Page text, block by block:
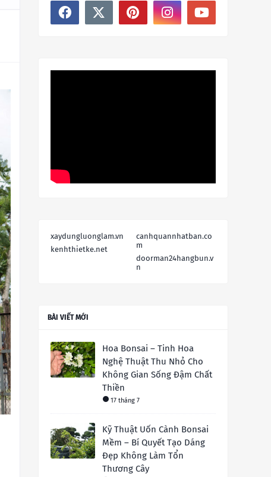
xaydungluonglam.vn
canhquannhatban.co
m
kenhthietke.net
doorman24hangbun.v
n
BÀI VIẾT MỚI
Hoa Bonsai – Tinh Hoa
Nghệ Thuật Thu Nhỏ Cho
Không Gian Sống Đậm Chất
Thiền
17 tháng 7
Kỹ Thuật Uốn Cành Bonsai
Mềm – Bí Quyết Tạo Dáng
Đẹp Không Làm Tổn
Thương Cây